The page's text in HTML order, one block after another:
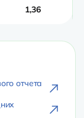
1,36
отчета